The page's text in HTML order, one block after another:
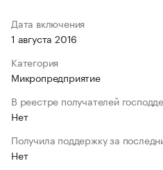
Дата включения
1 августа 2016
Категория
Микропредприятие
В реестре получателей
Нет
Получила поддержку за
Нет